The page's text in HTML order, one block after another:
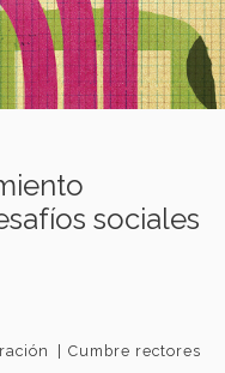
sociales
Cumbre rectores